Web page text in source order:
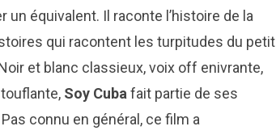
un équivalent. Il raconte l’histoire de la
qui racontent les turpitudes du petit
et blanc classieux, voix off enivrante,
Soy Cubafait partie de ses
connu en général, ce film a